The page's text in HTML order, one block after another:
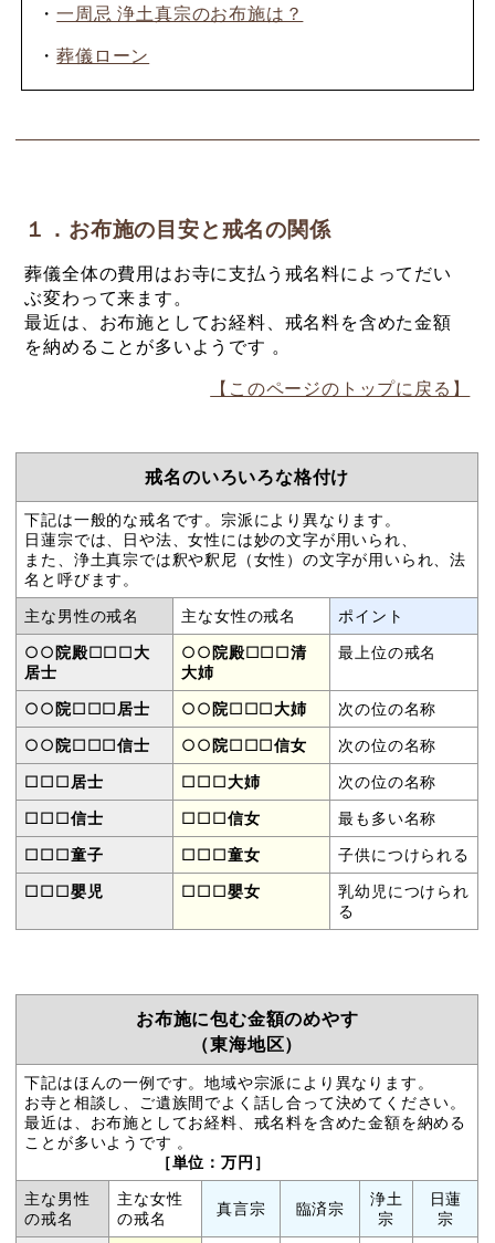
・一周忌 浄土真宗のお布施は？
・葬儀ローン
１．お布施の目安と戒名の関係
葬儀全体の費用はお寺に支払う戒名料によってだい
ぶ変わって来ます。
最近は、お布施としてお経料、戒名料を含めた金額
を納めることが多いようです 。
【このページのトップに戻る】
戒名のいろいろな格付け
下記は一般的な戒名です。宗派により異なります。
日蓮宗では、日や法、女性には妙の文字が用いられ、
また、浄土真宗では釈や釈尼（女性）の文字が用いられ、法
名と呼びます。
主な男性の戒名
主な女性の戒名
ポイント
○○院殿□□□大
居士
○○院殿□□□清
大姉
最上位の戒名
○○院□□□ 居士 ○○院□□□大姉
次の位の名称
○○院□□□信士 ○○院□□□信女
次の位の名称
□□□ 居士 □□□大姉
次の位の名称
□□□信士 □□□信女
最も多い名称
□□□童子 □□□童女
子供につけられる
□□□嬰児 □□□嬰女
乳幼児につけられ
る
お布施に包む金額のめやす
（東海地区）
下記はほんの一例です。地域や宗派により異なります。
お寺と相談し、ご遺族間でよく話し合って決めてください。
最近は、お布施としてお経料、戒名料を含めた金額を納める
ことが多いようです 。
［単位：万円］
主な男性
の戒名
主な女性
の戒名
真言宗 臨済宗
浄土
宗
日蓮
宗